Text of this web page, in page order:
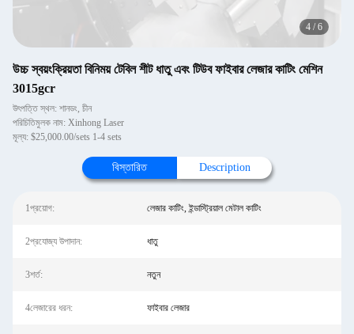
4 /6
উচ্চ স্বয়ংক্রিয়তা বিনিময় টেবিল শীট ধাতু এবং টিউব ফাইবার লেজার কাটিং মেশিন
3015gcr
উৎপত্তি স্থল: শানডং, চীন
পরিচিতিমুলক নাম: Xinhong Laser
মূল্য: $25,000.00/sets 1-4 sets
বিস্তারিত Description
1প্রয়োগ: লেজার কাটিং, ইন্ডাস্ট্রিয়াল মেটাল কাটিং
2প্রযোজ্য উপাদান: ধাতু
3শর্ত: নতুন
4লেজারের ধরন: ফাইবার লেজার